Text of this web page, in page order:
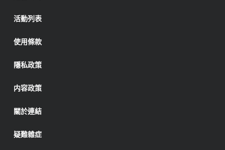
活動列表
使用條款
隱私政策
内容政策
關於連結
疑難雜症